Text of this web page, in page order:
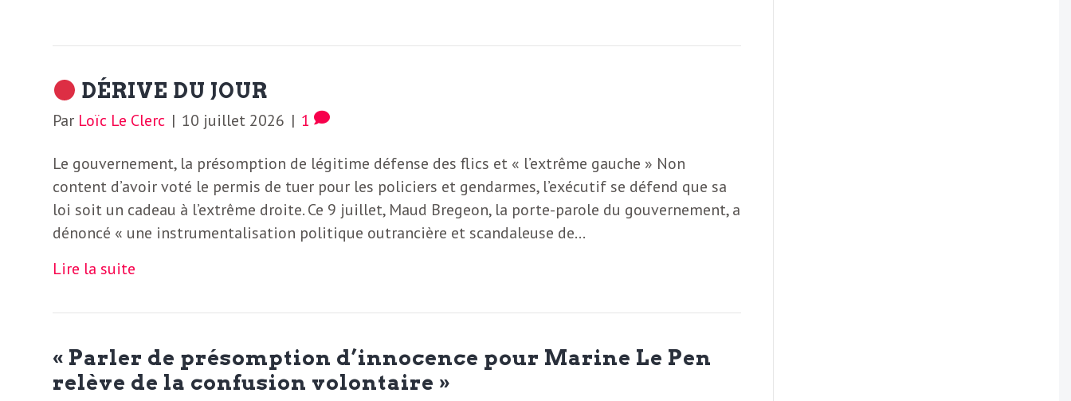
R
e
g
a
r
d
s
DÉRIVE DU JOUR
Par Loïc Le Clerc | 10 juillet 2026 | 1
Le gouvernement, la présomption de légitime défense des flics et « l’extrême gauche » Non
content d’avoir voté le permis de tuer pour les policiers et gendarmes, l’exécutif se défend que sa
loi soit un cadeau à l’extrême droite. Ce 9 juillet, Maud Bregeon, la porte-parole du gouvernement, a
dénoncé « une instrumentalisation politique outrancière et scandaleuse de…
Lire la suite
« Parler de présomption d’innocence pour Marine Le Pen
relève de la confusion volontaire »